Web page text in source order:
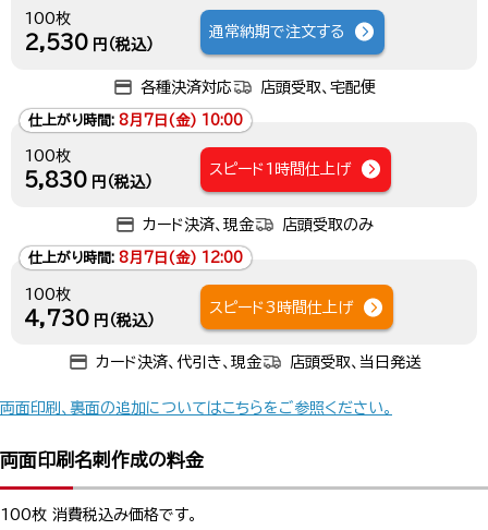
100枚
2,530 円（税込）
通常納期で注文する
各種決済対応 店頭受取、宅配便
仕上がり時間: 8月7日(金) 10:00
100枚
5,830 円（税込）
スピード1時間仕上げ
カード決済、現金 店頭受取のみ
仕上がり時間: 8月7日(金) 12:00
100枚
4,730 円（税込）
スピード3時間仕上げ
カード決済、代引き、現金 店頭受取、当日発送
両面印刷、裏面の追加についてはこちらをご参照ください。
両面印刷名刺作成の料金
100枚 消費税込み価格です。